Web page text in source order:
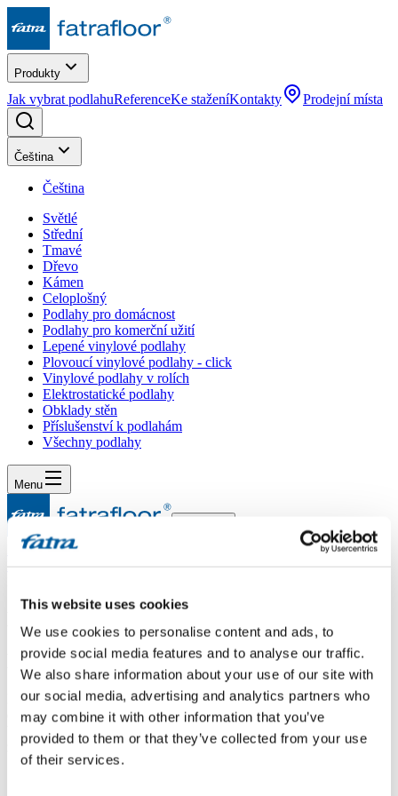
This website uses cookies
We use cookies to personalise content and ads, to
provide social media features and to analyse our traffic.
We also share information about your use of our site with
our social media, advertising and analytics partners who
may combine it with other information that you’ve
provided to them or that they’ve collected from your use
of their services.
Produkty
Jak vybrat podlahuReferenceKe staženíKontakty Prodejní místa
Čeština
Čeština
Světlé
Střední
Tmavé
Dřevo
Kámen
Celoplošný
Podlahy pro domácnost
Podlahy pro komerční užití
Lepené vinylové podlahy
Plovoucí vinylové podlahy - click
Vinylové podlahy v rolích
Elektrostatické podlahy
Obklady stěn
Příslušenství k podlahám
Všechny podlahy
Menu
Domů/
Dotaz
Dobrý den,chtěla bych se zeptat, zda je thermofix vhodný na
elektrické podlahové vytápění. Popř. jaké podmínky pro
bezproblémovost musí být splněny, do jakých teplot je to ok. Děkuji
za brzkou odpověď.